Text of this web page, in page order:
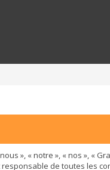
», « notre », « nos », «
de toutes les